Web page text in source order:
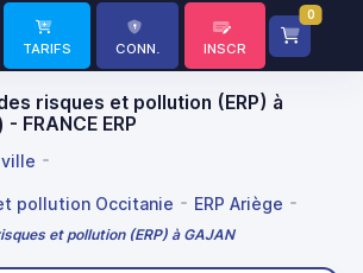
TARIFS CONN. INSCR
0
risques et pollution (ERP) à
FRANCE ERP
ville
pollution Occitanie ERP Ariège
et pollution (ERP) à GAJAN